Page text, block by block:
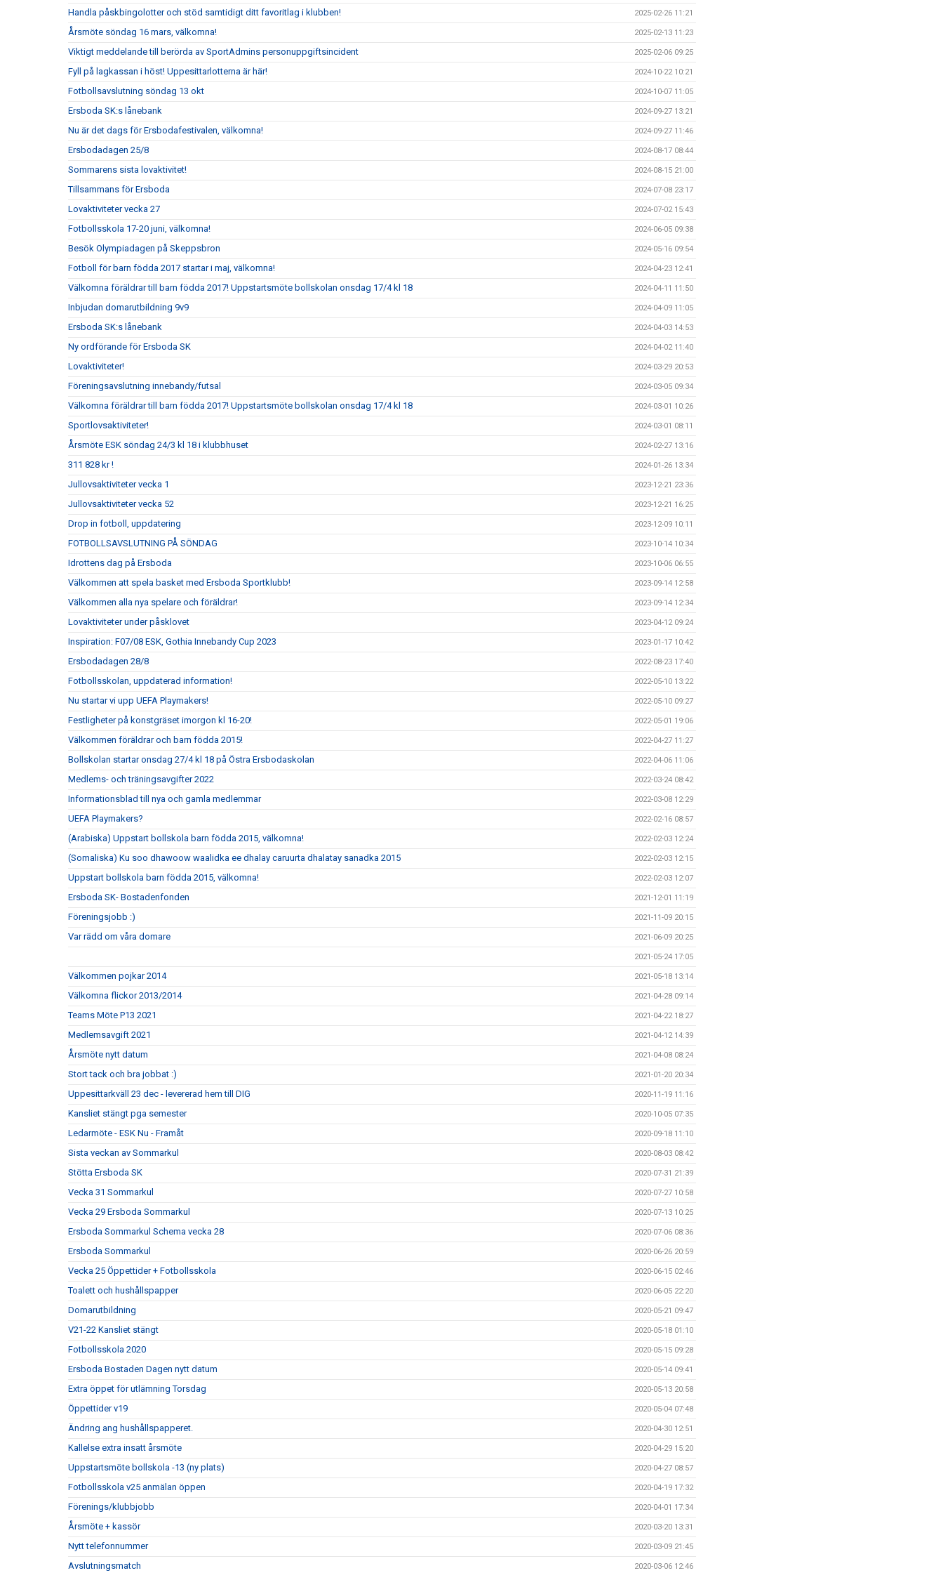
Handla påskbingolotter och stöd samtidigt ditt favoritlag i klubben! 2025-02-26 11:21
Årsmöte söndag 16 mars, välkomna! 2025-02-13 11:23
Viktigt meddelande till berörda av SportAdmins personuppgiftsincident 2025-02-06 09:25
Fyll på lagkassan i höst! Uppesittarlotterna är här! 2024-10-22 10:21
Fotbollsavslutning söndag 13 okt 2024-10-07 11:05
Ersboda SK:s lånebank 2024-09-27 13:21
Nu är det dags för Ersbodafestivalen, välkomna! 2024-09-27 11:46
Ersbodadagen 25/8 2024-08-17 08:44
Sommarens sista lovaktivitet! 2024-08-15 21:00
Tillsammans för Ersboda 2024-07-08 23:17
Lovaktiviteter vecka 27 2024-07-02 15:43
Fotbollsskola 17-20 juni, välkomna! 2024-06-05 09:38
Besök Olympiadagen på Skeppsbron 2024-05-16 09:54
Fotboll för barn födda 2017 startar i maj, välkomna! 2024-04-23 12:41
Välkomna föräldrar till barn födda 2017! Uppstartsmöte bollskolan onsdag 17/4 kl 18 2024-04-11 11:50
Inbjudan domarutbildning 9v9 2024-04-09 11:05
Ersboda SK:s lånebank 2024-04-03 14:53
Ny ordförande för Ersboda SK 2024-04-02 11:40
Lovaktiviteter! 2024-03-29 20:53
Föreningsavslutning innebandy/futsal 2024-03-05 09:34
Välkomna föräldrar till barn födda 2017! Uppstartsmöte bollskolan onsdag 17/4 kl 18 2024-03-01 10:26
Sportlovsaktiviteter! 2024-03-01 08:11
Årsmöte ESK söndag 24/3 kl 18 i klubbhuset 2024-02-27 13:16
311 828 kr ! 2024-01-26 13:34
Jullovsaktiviteter vecka 1 2023-12-21 23:36
Jullovsaktiviteter vecka 52 2023-12-21 16:25
Drop in fotboll, uppdatering 2023-12-09 10:11
FOTBOLLSAVSLUTNING PÅ SÖNDAG 2023-10-14 10:34
Idrottens dag på Ersboda 2023-10-06 06:55
Välkommen att spela basket med Ersboda Sportklubb! 2023-09-14 12:58
Välkommen alla nya spelare och föräldrar! 2023-09-14 12:34
Lovaktiviteter under påsklovet 2023-04-12 09:24
Inspiration: F07/08 ESK, Gothia Innebandy Cup 2023 2023-01-17 10:42
Ersbodadagen 28/8 2022-08-23 17:40
Fotbollsskolan, uppdaterad information! 2022-05-10 13:22
Nu startar vi upp UEFA Playmakers! 2022-05-10 09:27
Festligheter på konstgräset imorgon kl 16-20! 2022-05-01 19:06
Välkommen föräldrar och barn födda 2015! 2022-04-27 11:27
Bollskolan startar onsdag 27/4 kl 18 på Östra Ersbodaskolan 2022-04-06 11:06
Medlems- och träningsavgifter 2022 2022-03-24 08:42
Informationsblad till nya och gamla medlemmar 2022-03-08 12:29
UEFA Playmakers? 2022-02-16 08:57
(Arabiska) Uppstart bollskola barn födda 2015, välkomna! 2022-02-03 12:24
(Somaliska) Ku soo dhawoow waalidka ee dhalay caruurta dhalatay sanadka 2015 2022-02-03 12:15
Uppstart bollskola barn födda 2015, välkomna! 2022-02-03 12:07
Ersboda SK- Bostadenfonden 2021-12-01 11:19
Föreningsjobb :) 2021-11-09 20:15
Var rädd om våra domare 2021-06-09 20:25
2021-05-24 17:05
Välkommen pojkar 2014 2021-05-18 13:14
Välkomna flickor 2013/2014 2021-04-28 09:14
Teams Möte P13 2021 2021-04-22 18:27
Medlemsavgift 2021 2021-04-12 14:39
Årsmöte nytt datum 2021-04-08 08:24
Stort tack och bra jobbat :) 2021-01-20 20:34
Uppesittarkväll 23 dec - levererad hem till DIG 2020-11-19 11:16
Kansliet stängt pga semester 2020-10-05 07:35
Ledarmöte - ESK Nu - Framåt 2020-09-18 11:10
Sista veckan av Sommarkul 2020-08-03 08:42
Stötta Ersboda SK 2020-07-31 21:39
Vecka 31 Sommarkul 2020-07-27 10:58
Vecka 29 Ersboda Sommarkul 2020-07-13 10:25
Ersboda Sommarkul Schema vecka 28 2020-07-06 08:36
Ersboda Sommarkul 2020-06-26 20:59
Vecka 25 Öppettider + Fotbollsskola 2020-06-15 02:46
Toalett och hushållspapper 2020-06-05 22:20
Domarutbildning 2020-05-21 09:47
V21-22 Kansliet stängt 2020-05-18 01:10
Fotbollsskola 2020 2020-05-15 09:28
Ersboda Bostaden Dagen nytt datum 2020-05-14 09:41
Extra öppet för utlämning Torsdag 2020-05-13 20:58
Öppettider v19 2020-05-04 07:48
Ändring ang hushållspapperet. 2020-04-30 12:51
Kallelse extra insatt årsmöte 2020-04-29 15:20
Uppstartsmöte bollskola -13 (ny plats) 2020-04-27 08:57
Fotbollsskola v25 anmälan öppen 2020-04-19 17:32
Förenings/klubbjobb 2020-04-01 17:34
Årsmöte + kassör 2020-03-20 13:31
Nytt telefonnummer 2020-03-09 21:45
Avslutningsmatch 2020-03-06 12:46